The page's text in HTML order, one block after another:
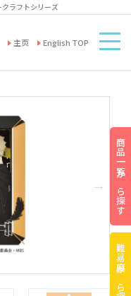
クラフトシリーズ
主页 English TOP
商品一覧から探す
難易度から探す